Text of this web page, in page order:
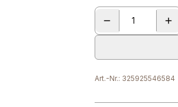
Art.-Nr.: 325925546584